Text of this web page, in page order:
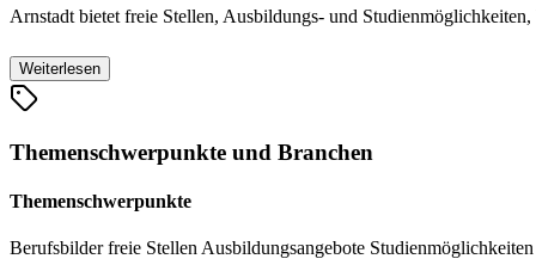
Arnstadt bietet freie Stellen, Ausbildungs- und
Weiterlesen
Themenschwerpunkte und Branchen
Themenschwerpunkte
Berufsbilderfreie Stellen Ausbildungsangebote Studienmöglichkeiten